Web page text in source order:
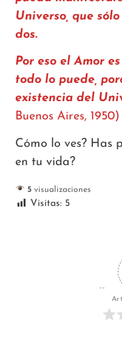
Universo, que
dos.
Por eso el Amor
todo lo puede,
existencia del
Buenos Aires, 1950)
Cómo lo ves? Has
en tu vida?
5visualizaciones
Visitas: 5